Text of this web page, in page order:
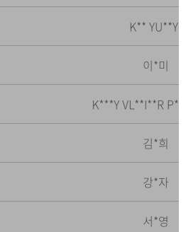
K** YU**Y*
이*미
K***Y VL**I**R
김*희
강*자
서*영